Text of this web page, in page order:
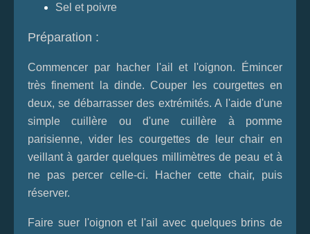
Sel et poivre
Préparation :
Commencer par hacher l'ail et l'oignon. Émincer
très finement la dinde. Couper les courgettes en
deux, se débarrasser des extrémités. A l'aide d'une
simple cuillère ou d'une cuillère à pomme
parisienne, vider lescourgettes de leur chair en
veillant à garder quelques millimètres de peau et à
ne pas percer celle-ci. Hacher cette chair, puis
réserver.
Faire suer l'oignon et l'ail avec quelques brins de